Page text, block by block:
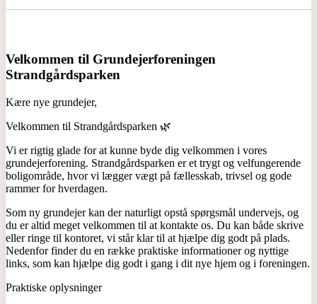
Velkommen til Grundejerforeningen
Strandgårdsparken
Kære nye grundejer,
Velkommen til Strandgårdsparken 🌿
Vi er rigtig glade for at kunne byde dig velkommen i vores
grundejerforening. Strandgårdsparken er et trygt og velfungerende
boligområde, hvor vi lægger vægt på fællesskab, trivsel og gode
rammer for hverdagen.
Som ny grundejer kan der naturligt opstå spørgsmål undervejs, og
du er altid meget velkommen til at kontakte os. Du kan både skrive
eller ringe til kontoret, vi står klar til at hjælpe dig godt på plads.
Nedenfor finder du en række praktiske informationer og nyttige
links, som kan hjælpe dig godt i gang i dit nye hjem og i foreningen.
Praktiske oplysninger